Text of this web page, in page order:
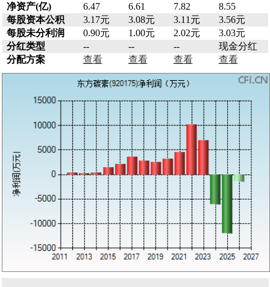
净资产(亿)
6.47 6.61 7.82
8.55
每股资本公积
3.17元 3.08元 3.11元
3.56元
每股未分利润
0.90元 1.00元 2.02元
3.03元
分红类型
-- -- --
现金分红
分配方案
查看 查看 查看 查看